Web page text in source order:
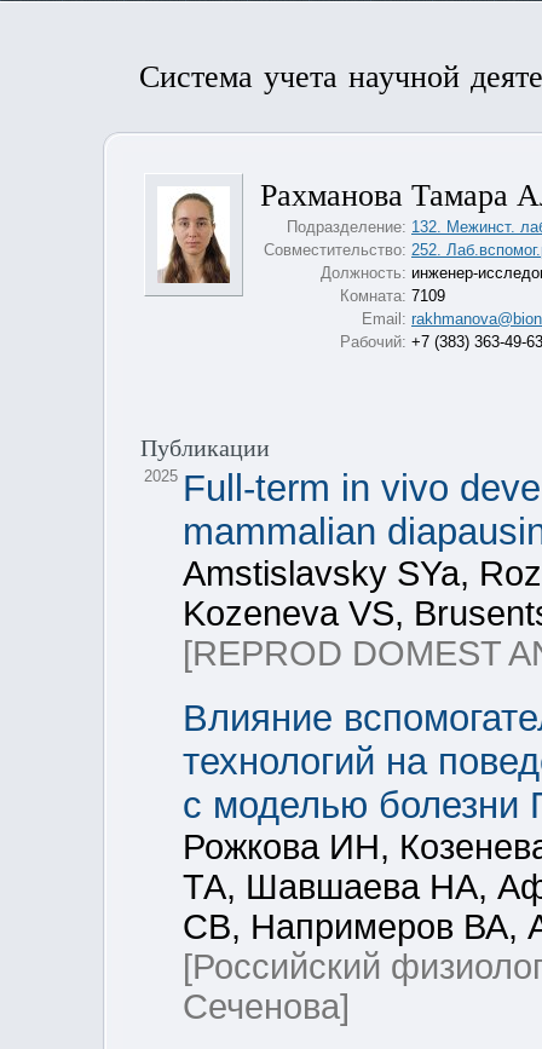
Система учета научной
Рахманова Тамара
Подразделение: 132. Межинст.
Совместительство: 252.
Должность: инженер-
Комната: 7109
Email:
Рабочий: +7 (383) 363-49-
Публикации
2025 Full-term in vivo
mammalian
Amstislavsky SYa,
Kozeneva VS,
[REPROD DOMEST
Влияние
технологий на
с моделью болезни
Рожкова ИН,
ТА, Шавшаева НА,
СВ, Напримеров ВА,
[Российский
Сеченова]